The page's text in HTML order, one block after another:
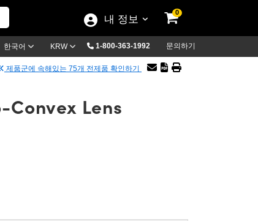
내 정보
0
한국어 KRW 1-800-363-1992 문의하기
제품군에 속해있는 75개 전제품 확인하기
Convex Lens